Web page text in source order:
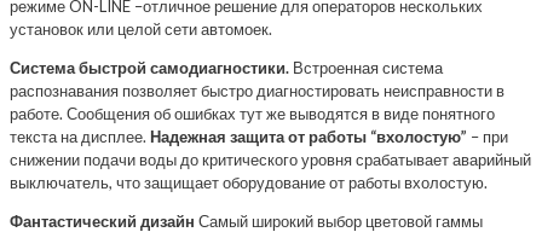
режиме ON-LINE –отличное решение для операторов нескольких
установок или целой сети автомоек.
Система быстрой самодиагностики. Встроенная система
распознавания позволяет быстро диагностировать неисправности в
работе. Сообщения об ошибках тут же выводятся в виде понятного
текста на дисплее. Надежная защита от работы “вхолостую” – при
снижении подачи воды до критического уровня срабатывает аварийный
выключатель, что защищает оборудование от работы вхолостую.
Фантастический дизайн Самый широкий выбор цветовой гаммы